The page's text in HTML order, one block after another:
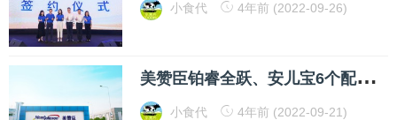
小食代 4年前 (2022-09-26)
美
赞臣铂睿全跃、安儿宝6个配方已通过新国标注册
小食代 4年前 (2022-09-21)